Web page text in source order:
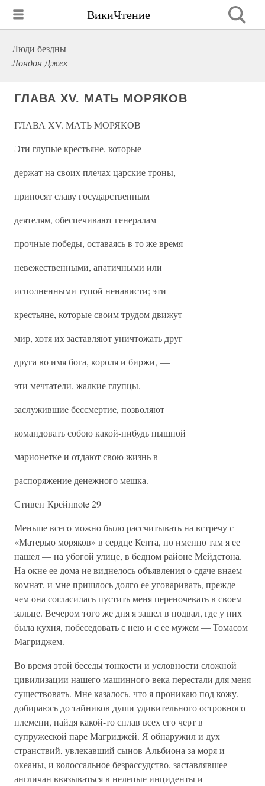
ВикиЧтение
Люди бездны
Лондон Джек
ГЛАВА XV. МАТЬ МОРЯКОВ
ГЛАВА XV. МАТЬ МОРЯКОВ
Эти глупые крестьяне, которые
держат на своих плечах царские троны,
приносят славу государственным
деятелям, обеспечивают генералам
прочные победы, оставаясь в то же время
невежественными, апатичными или
исполненными тупой ненависти; эти
крестьяне, которые своим трудом движут
мир, хотя их заставляют уничтожать друг
друга во имя бога, короля и биржи, —
эти мечтатели, жалкие глупцы,
заслужившие бессмертие, позволяют
командовать собою какой-нибудь пышной
марионетке и отдают свою жизнь в
распоряжение денежного мешка.
Стивен Крейнnote 29
Меньше всего можно было рассчитывать на встречу с
«Матерью моряков» в сердце Кента, но именно там я ее
нашел — на убогой улице, в бедном районе Мейдстона.
На окне ее дома не виднелось объявления о сдаче внаем
комнат, и мне пришлось долго ее уговаривать, прежде
чем она согласилась пустить меня переночевать в своем
зальце. Вечером того же дня я зашел в подвал, где у них
была кухня, побеседовать с нею и с ее мужем — Томасом
Магриджем.
Во время этой беседы тонкости и условности сложной
цивилизации нашего машинного века перестали для меня
существовать. Мне казалось, что я проникаю под кожу,
добираюсь до тайников души удивительного островного
племени, найдя какой-то сплав всех его черт в
супружеской паре Магриджей. Я обнаружил и дух
странствий, увлекавший сынов Альбиона за моря и
океаны, и колоссальное безрассудство, заставлявшее
англичан ввязываться в нелепые инциденты и